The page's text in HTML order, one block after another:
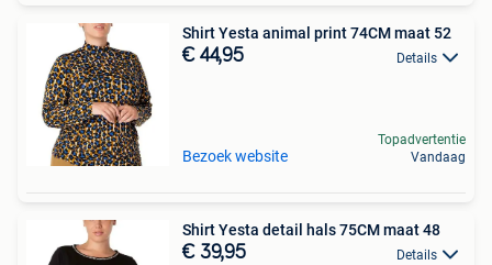
Shirt Yesta animal print 74CM maat 52
€ 44,95 Details
Bezoek website
Topadvertentie
Vandaag
Shirt Yesta detail hals 75CM maat 48
€ 39,95 Details